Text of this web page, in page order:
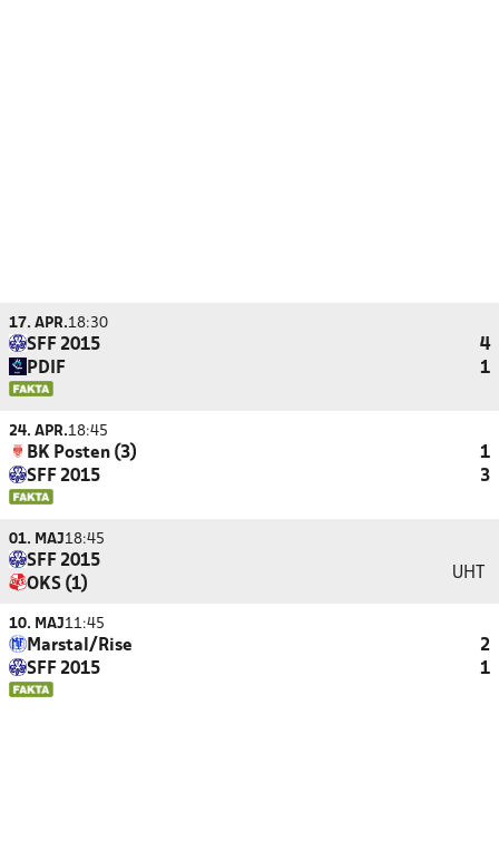
17. APR.18:30
SFF 2015
4
PDIF
1
24. APR.18:45
BK Posten (3)
1
SFF 2015
3
01. MAJ18:45
SFF 2015
OKS (1)
UHT
10. MAJ11:45
Marstal/Rise
2
SFF 2015
1